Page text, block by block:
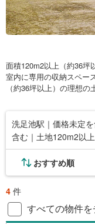
面積120m2以上（約36坪
室内に専用の収納スペー
（約36坪以上）の理想の
洗足池駅｜価格未定
含む｜土地120m2以上
おすすめ順
4 件
すべての物件